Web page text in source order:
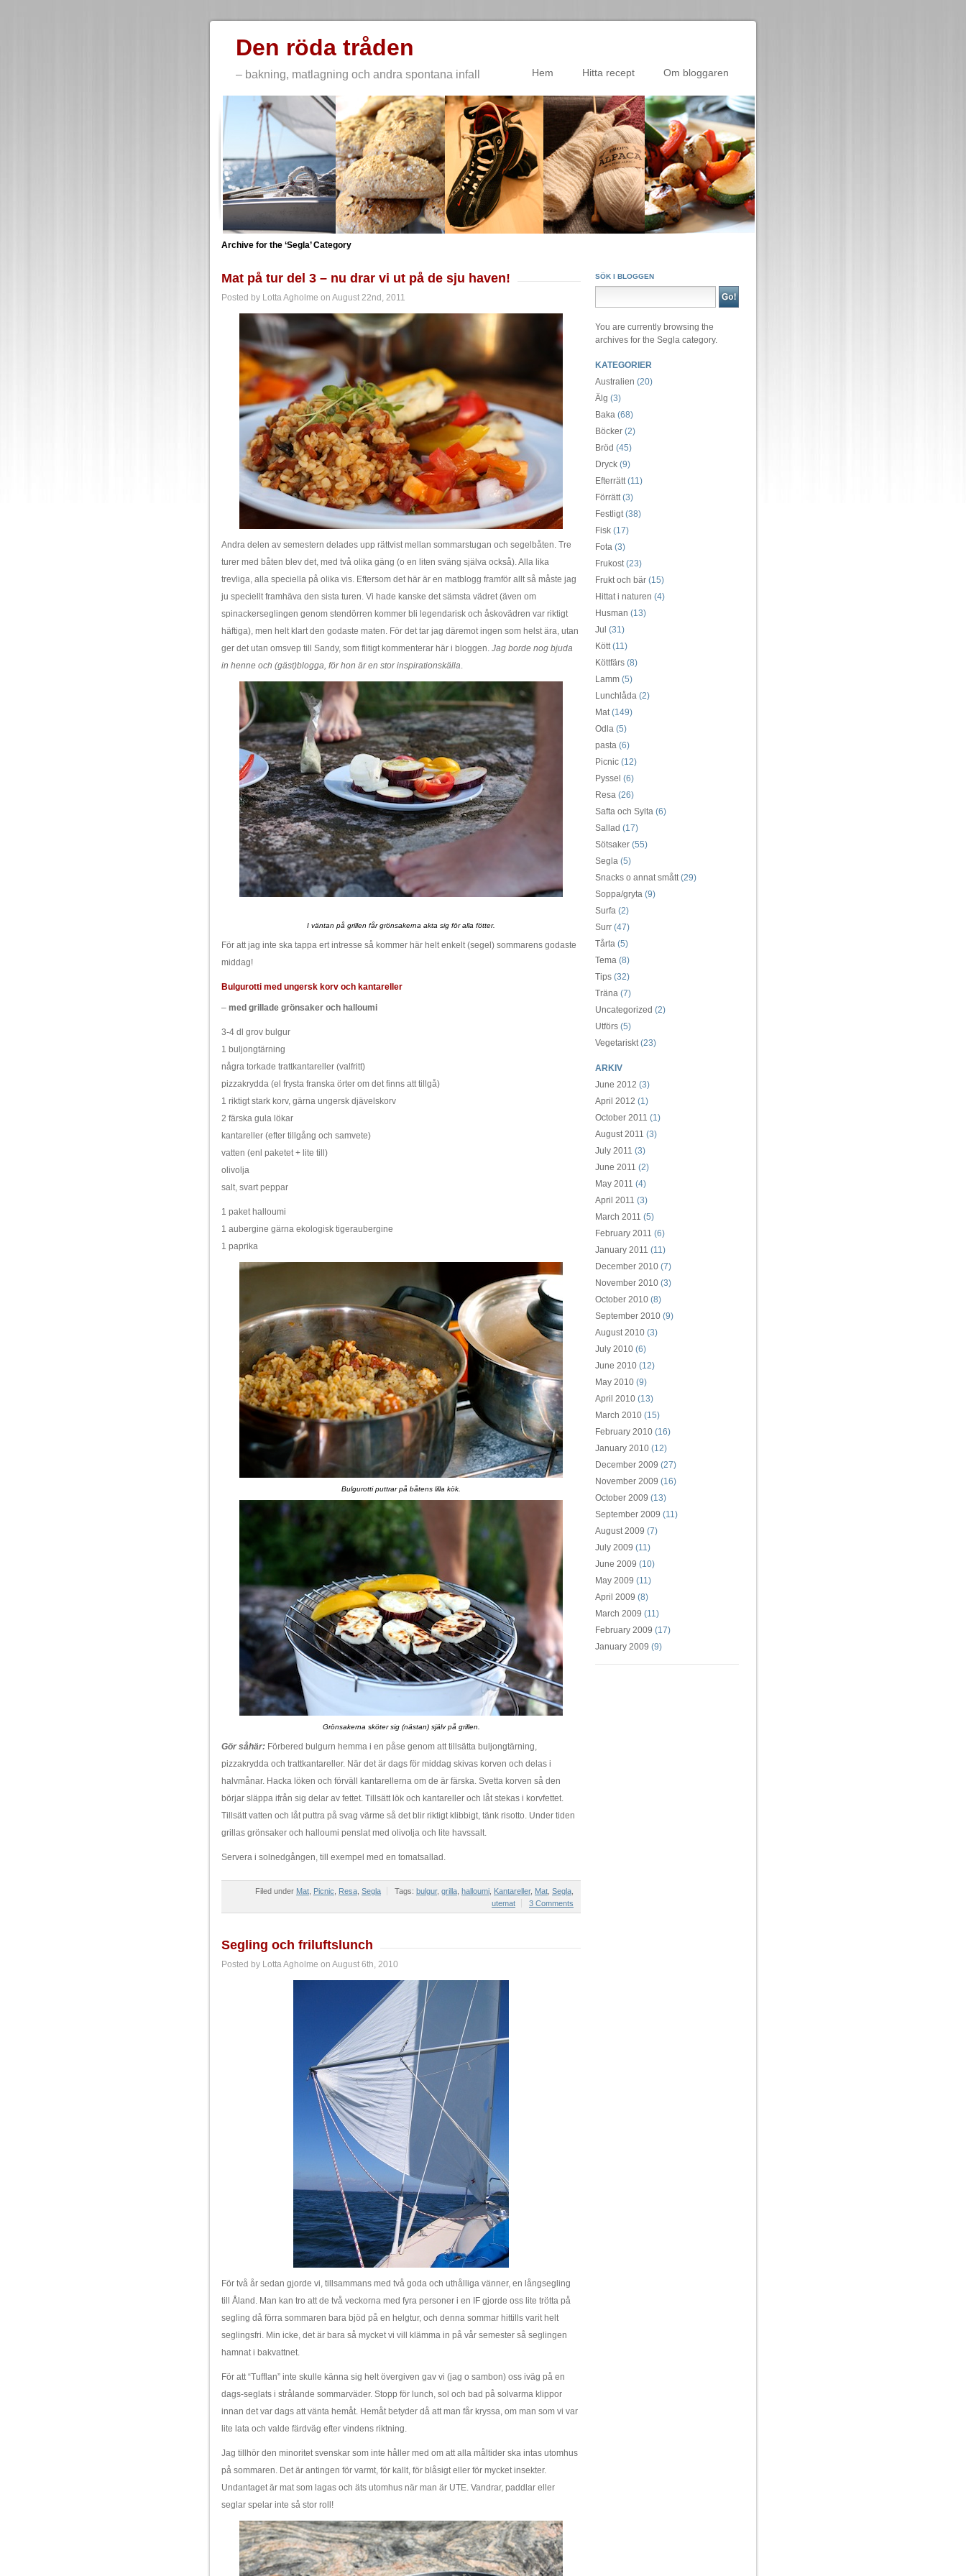
Den röda tråden
– bakning, matlagning och andra spontana infall Hem Hitta recept Om bloggaren
Archive for the ‘Segla’ Category
Mat på tur del 3 – nu drar vi ut på de sju haven!
Posted by Lotta Agholme on August 22nd, 2011
Andra delen av semestern delades upp rättvist mellan sommarstugan och segelbåten. Tre
turer med båten blev det, med två olika gäng (o en liten sväng själva också). Alla lika
trevliga, alla speciella på olika vis. Eftersom det här är en matblogg framför allt så måste jag
ju speciellt framhäva den sista turen. Vi hade kanske det sämsta vädret (även om
spinackerseglingen genom stendörren kommer bli legendarisk och åskovädren var riktigt
häftiga), men helt klart den godaste maten. För det tar jag däremot ingen som helst ära, utan
ger det utan omsvep till Sandy, som flitigt kommenterar här i bloggen. Jag borde nog bjuda
in henne och (gäst)blogga, för hon är en stor inspirationskälla.
I väntan på grillen får grönsakerna akta sig för alla fötter.
För att jag inte ska tappa ert intresse så kommer här helt enkelt (segel) sommarens godaste
middag!
Bulgurotti med ungersk korv och kantareller
– med grillade grönsaker och halloumi
3-4 dl grov bulgur
1 buljongtärning
några torkade trattkantareller (valfritt)
pizzakrydda (el frysta franska örter om det finns att tillgå)
1 riktigt stark korv, gärna ungersk djävelskorv
2 färska gula lökar
kantareller (efter tillgång och samvete)
vatten (enl paketet + lite till)
olivolja
salt, svart peppar
1 paket halloumi
1 aubergine gärna ekologisk tigeraubergine
1 paprika
Bulgurotti puttrar på båtens lilla kök.
Grönsakerna sköter sig (nästan) själv på grillen.
Gör såhär: Förbered bulgurn hemma i en påse genom att tillsätta buljongtärning,
pizzakrydda och trattkantareller. När det är dags för middag skivas korven och delas i
halvmånar. Hacka löken och förväll kantarellerna om de är färska. Svetta korven så den
börjar släppa ifrån sig delar av fettet. Tillsätt lök och kantareller och låt stekas i korvfettet.
Tillsätt vatten och låt puttra på svag värme så det blir riktigt klibbigt, tänk risotto. Under tiden
grillas grönsaker och halloumi penslat med olivolja och lite havssalt.
Servera i solnedgången, till exempel med en tomatsallad.
Filed under Mat Picnic Resa Segla Tags: bulgur, grilla halloumi Kantareller, Mat Segla
utemat
3 Comments
Segling och friluftslunch
Posted by Lotta Agholme on August 6th, 2010
För två år sedan gjorde vi, tillsammans med två goda och uthålliga vänner, en långsegling
till Åland. Man kan tro att de två veckorna med fyra personer i en IF gjorde oss lite trötta på
segling då förra sommaren bara bjöd på en helgtur, och denna sommar hittills varit helt
seglingsfri. Min icke, det är bara så mycket vi vill klämma in på vår semester så seglingen
hamnat i bakvattnet.
För att “Tufflan” inte skulle känna sig helt övergiven gav vi (jag o sambon) oss iväg på en
dags-seglats i strålande sommarväder. Stopp för lunch, sol och bad på solvarma klippor
innan det var dags att vänta hemåt. Hemåt betyder då att man får kryssa, om man som vi var
lite lata och valde färdväg efter vindens riktning.
Jag tillhör den minoritet svenskar som inte håller med om att alla måltider ska intas utomhus
på sommaren. Det är antingen för varmt, för kallt, för blåsigt eller för mycket insekter.
Undantaget är mat som lagas och äts utomhus när man är UTE. Vandrar, paddlar eller
seglar spelar inte så stor roll!
SÖK I BLOGGEN
You are currently browsing the
archives for the Segla category.
KATEGORIER
Australien (20)
Älg (3)
Baka (68)
Böcker (2)
Bröd (45)
Dryck (9)
Efterrätt(11)
Förrätt(3)
Festligt(38)
Fisk (17)
Fota (3)
Frukost(23)
Frukt och bär (15)
Hittat i naturen (4)
Husman (13)
Jul (31)
Kött(11)
Köttfärs (8)
Lamm (5)
Lunchlåda (2)
Mat(149)
Odla (5)
pasta (6)
Picnic (12)
Pyssel (6)
Resa (26)
Safta och Sylta (6)
Sallad (17)
Sötsaker (55)
Segla (5)
Snacks o annat smått(29)
Soppa/gryta (9)
Surfa (2)
Surr (47)
Tårta (5)
Tema (8)
Tips (32)
Träna (7)
Uncategorized (2)
Utförs (5)
Vegetariskt(23)
ARKIV
June 2012 (3)
April 2012 (1)
October 2011 (1)
August 2011 (3)
July 2011 (3)
June 2011 (2)
May 2011 (4)
April 2011 (3)
March 2011 (5)
February 2011 (6)
January 2011 (11)
December 2010 (7)
November 2010 (3)
October 2010 (8)
September 2010 (9)
August 2010 (3)
July 2010 (6)
June 2010 (12)
May 2010 (9)
April 2010 (13)
March 2010 (15)
February 2010 (16)
January 2010 (12)
December 2009 (27)
November 2009 (16)
October 2009 (13)
September 2009 (11)
August 2009 (7)
July 2009 (11)
June 2009 (10)
May 2009 (11)
April 2009 (8)
March 2009 (11)
February 2009 (17)
January 2009 (9)